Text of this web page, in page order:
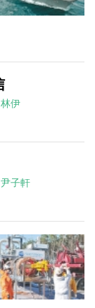
林伊
尹子軒